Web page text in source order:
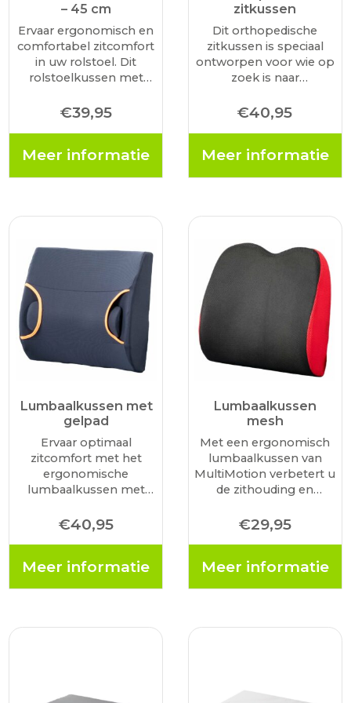
– 45 cm
Ervaar ergonomisch en
comfortabel zitcomfort
in uw rolstoel. Dit
rolstoelkussen met
MultiMotion biedt een
perfecte balans tussen
ondersteuning dankzij
als ondersteuning…
€39,95
Meer informatie
zitkussen
Dit orthopedische
zitkussen is speciaal
ontworpen voor wie op
zoek is naar
zitcomfort en een
perfecte zithouding.
een stoel in huis.
€40,95
Meer informatie
Lumbaalkussen met
gelpad
Ervaar optimaal
zitcomfort met het
ergonomische
lumbaalkussen met
Hiermee kunt u het
kussen koelen of
verlichting geeft bij
de natuurlijke houding
€40,95
Meer informatie
Lumbaalkussen
mesh
Met een ergonomisch
lumbaalkussen van
MultiMotion verbetert u
de zithouding en
rug- en nekklachten
tijdens het zitten. Het
ondersteuning aan de
€29,95
Meer informatie